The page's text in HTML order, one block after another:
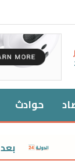
حوادث
بعد موجة